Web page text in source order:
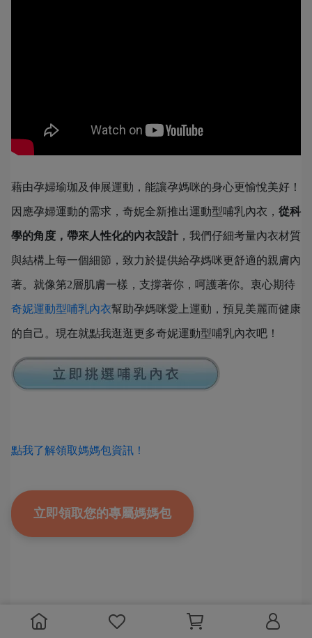
藉由孕婦瑜珈及伸展運動，能讓孕媽咪的身心更愉悅美好！
因應孕婦運動的需求，奇妮全新推出運動型哺乳內衣， 從科
學的角度，帶來人性化的內衣設計 ，我們仔細考量內衣材質
與結構上每一個細節，致力於提供給孕媽咪更舒適的親膚內
著。就像第2層肌膚一樣，支撐著你，呵護著你。衷心期待
奇妮運動型哺乳內衣幫助孕媽咪愛上運動，預見美麗而健康
的自己。現在就點我逛逛更多奇妮運動型哺乳內衣吧！
點我了解領取媽媽包資訊！
立即領取您的專屬媽媽包